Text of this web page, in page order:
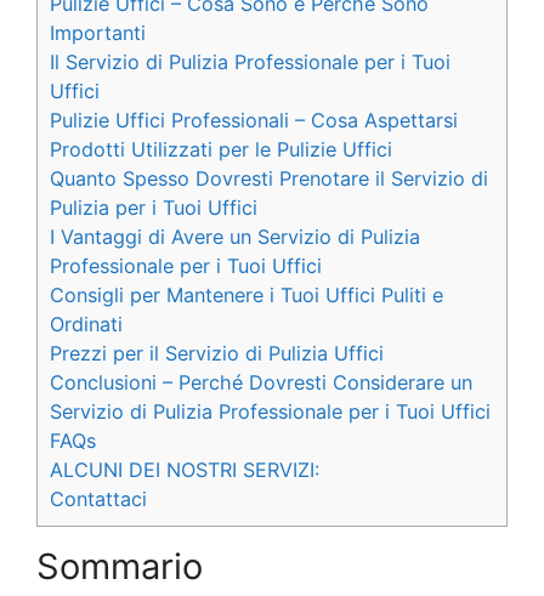
Importanti
Il Servizio di Pulizia Professionale per i Tuoi
Uffici
Pulizie Uffici Professionali – Cosa Aspettarsi
Prodotti Utilizzati per le Pulizie Uffici
Quanto Spesso Dovresti Prenotare il Servizio di
Pulizia per i Tuoi Uffici
I Vantaggi di Avere un Servizio di Pulizia
Professionale per i Tuoi Uffici
Consigli per Mantenere i Tuoi Uffici Puliti e
Ordinati
Prezzi per il Servizio di Pulizia Uffici
Conclusioni – Perché Dovresti Considerare un
Servizio di Pulizia Professionale per i Tuoi Uffici
FAQs
ALCUNI DEI NOSTRI SERVIZI:
Contattaci
Sommario